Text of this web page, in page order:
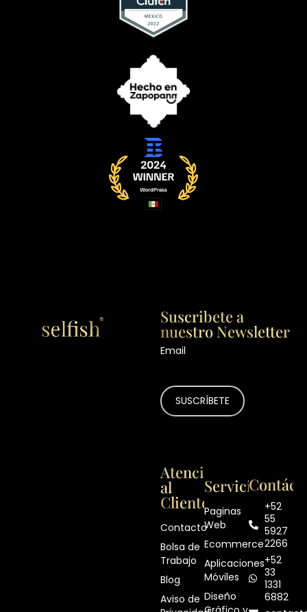
Suscribete a
nuestro Newsletter
Email
Atención
al
Cliente
Contacto
Bolsa de
Trabajo
Blog
Aviso de
Servicios
Paginas
Web
Ecommerce
Aplicaciones
Móviles
Diseño
+52
55
5927
2266
+52
33
1331
6882